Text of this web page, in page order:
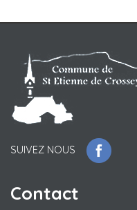
SUIVEZ NOUS
Contact